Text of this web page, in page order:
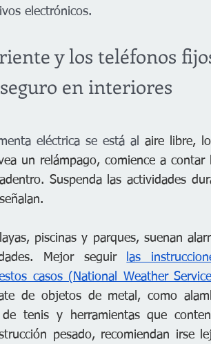
electrónicos.
y los teléfonos
en interiores
eléctrica se está al aire libre,
un relámpago, comience a
Suspenda las actividades
piscinas y parques, suenan
Mejor seguir
las
casos (National Weather
de objetos de metal, como
de tenis y herramientas que
pesado, recomiendan irse